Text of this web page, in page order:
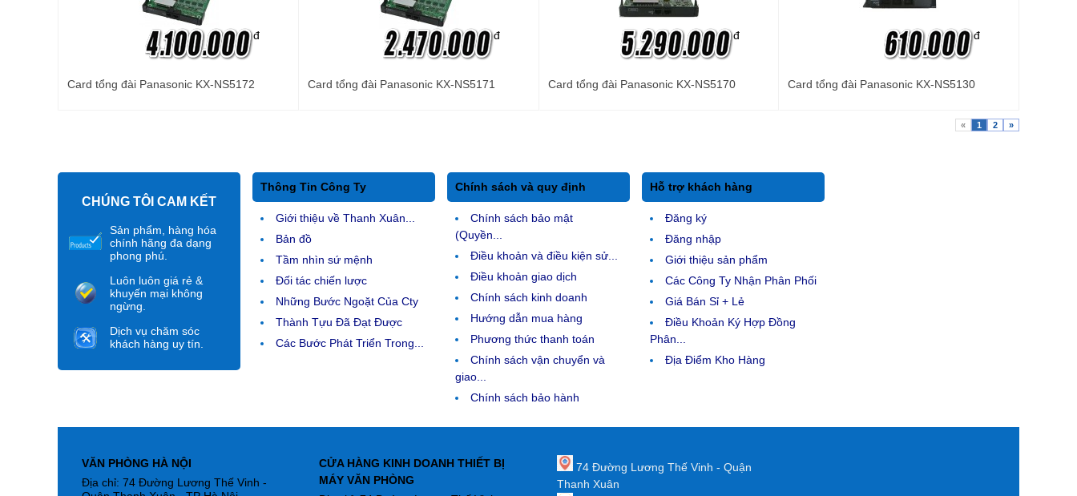
đ
Card tổng đài Panasonic KX-NS5172
đ
Card tổng đài Panasonic KX-NS5171
đ
Card tổng đài Panasonic KX-NS5170
đ
Card tổng đài Panasonic KX-NS5130
« 1 2 »
CHÚNG TÔI CAM KẾT
Sản phẩm, hàng hóa
chính hãng đa dạng
phong phú.
Luôn luôn giá rẻ &
khuyến mại không
ngừng.
Dịch vụ chăm sóc
khách hàng uy tín.
Thông Tin Công Ty
Giới thiệu về Thanh Xuân...
Bản đồ
Tầm nhìn sứ mệnh
Đối tác chiến lược
Những Bước Ngoặt Của Cty
Thành Tựu Đã Đạt Được
Các Bước Phát Triển Trong...
Chính sách và quy định
Chính sách bảo mật
(Quyền...
Điều khoản và điều kiện sử...
Điều khoản giao dịch
Chính sách kinh doanh
Hướng dẫn mua hàng
Phương thức thanh toán
Chính sách vận chuyển và
giao...
Chính sách bảo hành
Hỗ trợ khách hàng
Đăng ký
Đăng nhập
Giới thiệu sản phẩm
Các Công Ty Nhận Phân Phối
Giá Bán Sỉ + Lẻ
Điều Khoản Ký Hợp Đồng
Phân...
Địa Điểm Kho Hàng
VĂN PHÒNG HÀ NỘI
Địa chỉ: 74 Đường Lương Thế Vinh -
CỬA HÀNG KINH DOANH THIẾT BỊ
MÁY VĂN PHÒNG
74 Đường Lương Thế Vinh - Quận
Thanh Xuân